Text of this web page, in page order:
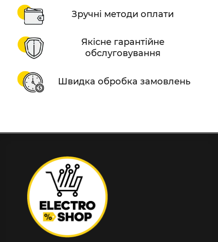
Зручні методи оплати
Якісне гарантійне
обслуговування
Швидка обробка замовлень